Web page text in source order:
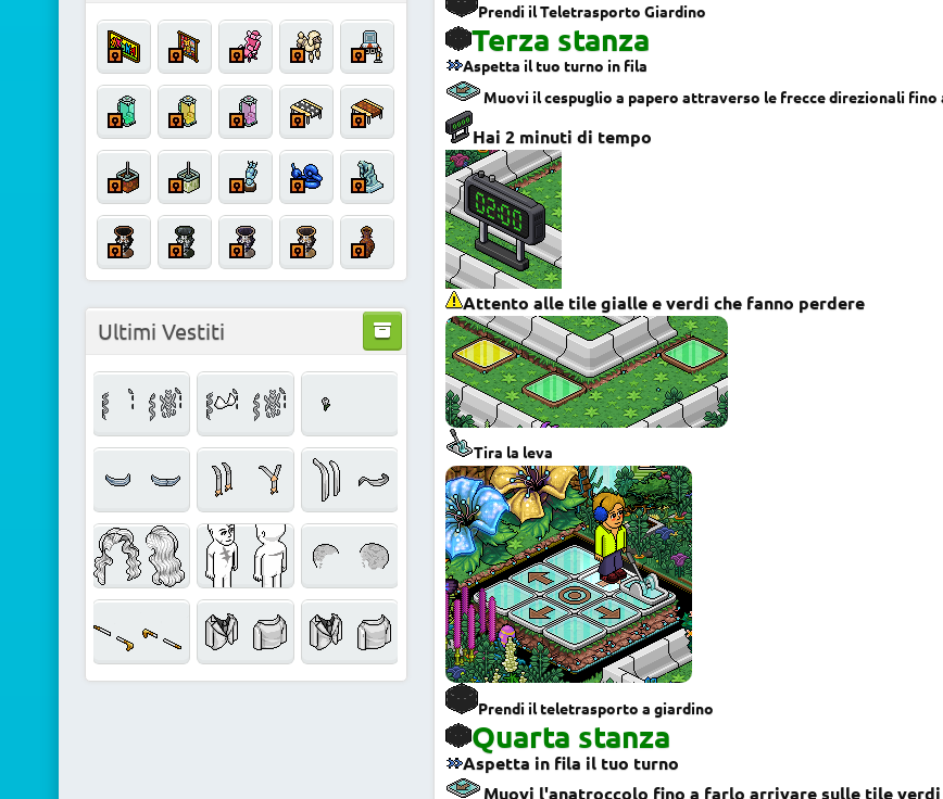
Prendi il Teletrasporto Giardino
Terza stanza
Aspetta il tuo turno in fila
Muovi il cespuglio a papero attraverso le frecce direzionali fino
Hai 2 minuti di tempo
Attento alle tile gialle e verdi che fanno perdere
Tira la leva
Prendi il teletrasporto a giardino
Quarta stanza
Aspetta in fila il tuo turno
Muovi l'anatroccolo fino a farlo arrivare sulle tile verdi
Ultimi Vestiti